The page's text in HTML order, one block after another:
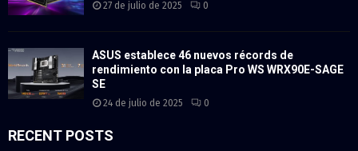
27 de julio de 2025 0
ASUS establece 46 nuevos récords de
rendimiento con la placa Pro WS WRX90E-SAGE
SE
24 de julio de 2025 0
RECENT POSTS